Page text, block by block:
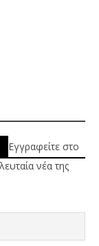
Εγγραφείτε στο
νέα της